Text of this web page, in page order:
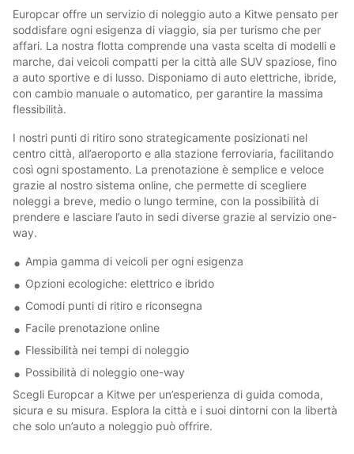
Europcar offre un servizio di noleggio auto a Kitwe pensato per
soddisfare ogni esigenza di viaggio, sia per turismo che per
affari. La nostra flotta comprende una vasta scelta di modelli e
marche, dai veicoli compatti per la città alle SUV spaziose, fino
a auto sportive e di lusso. Disponiamo di auto elettriche, ibride,
con cambio manuale o automatico, per garantire la massima
flessibilità.
I nostri punti di ritiro sono strategicamente posizionati nel
centro città, all’aeroporto e alla stazione ferroviaria, facilitando
così ogni spostamento. La prenotazione è semplice e veloce
grazie al nostro sistema online, che permette di scegliere
noleggi a breve, medio o lungo termine, con la possibilità di
prendere e lasciare l’auto in sedi diverse grazie al servizio one-
way.
Ampia gamma di veicoli per ogni esigenza
Opzioni ecologiche: elettrico e ibrido
Comodi punti di ritiro e riconsegna
Facile prenotazione online
Flessibilità nei tempi di noleggio
Possibilità di noleggio one-way
Scegli Europcar a Kitwe per un’esperienza di guida comoda,
sicura e su misura. Esplora la città e i suoi dintorni con la libertà
che solo un’auto a noleggio può offrire.